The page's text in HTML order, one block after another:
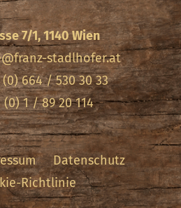
7/1, 1140 Wien
stadlhofer.at
(0) 664 / 530 30 33
(0) 1 / 89 20 114
Datenschutz
Richtlinie